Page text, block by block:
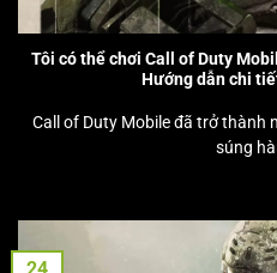
Tôi có thể chơi Call of Duty
Hướng dẫn chi
Call of Duty Mobile đã trở thành
súng